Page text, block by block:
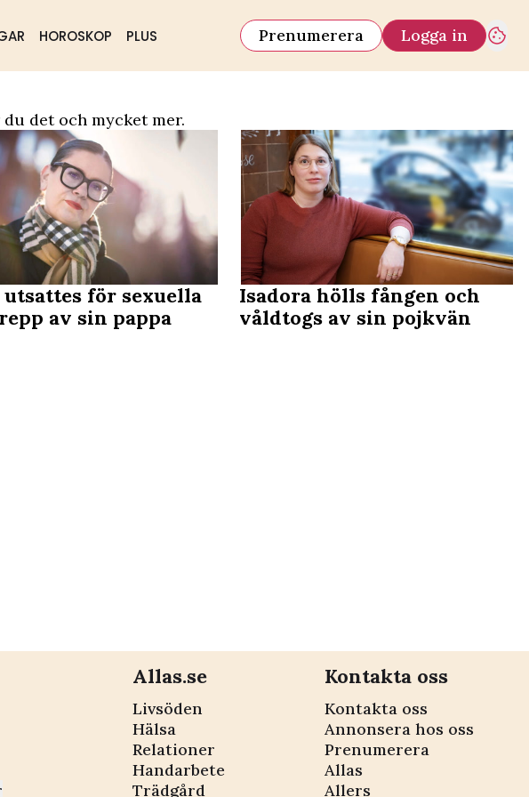
HOROSKOP PLUS Prenumerera Logga in
det och mycket mer.
för sexuella
av sin pappa
Isadora hölls fången och
våldtogs av sin pojkvän
Allas.se
Livsöden
Hälsa
Relationer
Handarbete
Trädgård
Kontakta oss
Kontakta oss
Annonsera hos oss
Prenumerera
Allas
Allers